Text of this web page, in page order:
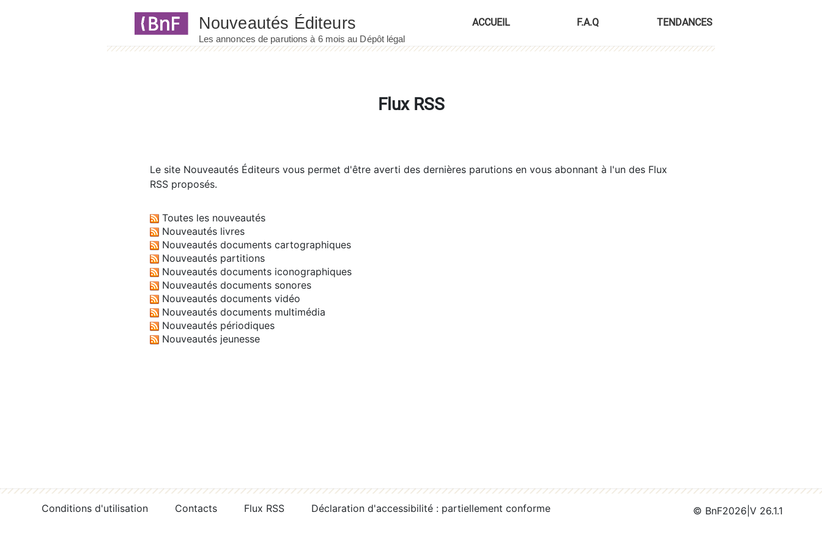
ACCUEIL F.A.Q TENDANCES
Flux RSS
Le site Nouveautés Éditeurs vous permet d'être averti des dernières parutions en vous abonnant à l'un des Flux
RSS proposés.
Toutes les nouveautés
Nouveautés livres
Nouveautés documents cartographiques
Nouveautés partitions
Nouveautés documents iconographiques
Nouveautés documents sonores
Nouveautés documents vidéo
Nouveautés documents multimédia
Nouveautés périodiques
Nouveautés jeunesse
Conditions d'utilisation Contacts Flux RSS Déclaration d'accessibilité : partiellement conforme © BnF2026 V 26.1.1